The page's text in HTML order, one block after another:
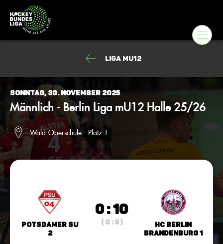
Liga mU12
Sonntag, 30. November 2025
Männlich - Berlin Liga mU12 Halle 25/26
Wald-Oberschule - Platz 1
Potsdamer SU
2
0 : 10
( 0 : 5 )
HC Berlin
Brandenburg 1